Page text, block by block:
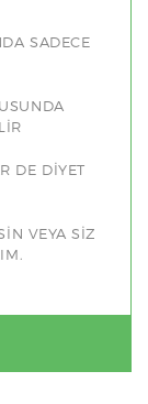
SADECE
DE DİYET
VEYA SİZ